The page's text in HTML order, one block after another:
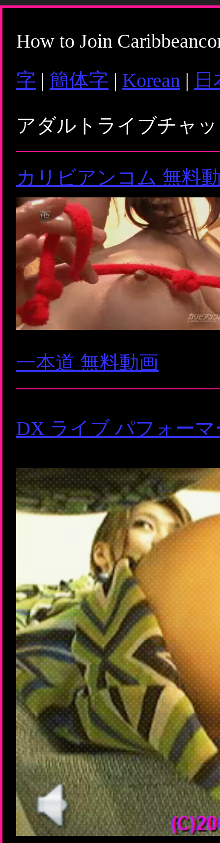
How to Join
字 | 簡体字 | Korean |
アダルトライブチャ
カリビアンコム 無料
一本道 無料動画
DX ライブ パフォー